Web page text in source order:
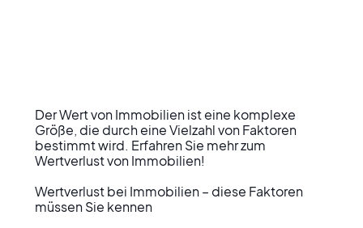
Der Wert von Immobilien ist eine komplexe
Größe, die durch eine Vielzahl von Faktoren
bestimmt wird. Erfahren Sie mehr zum
Wertverlust von Immobilien!
Wertverlust bei Immobilien – diese Faktoren
müssen Sie kennen